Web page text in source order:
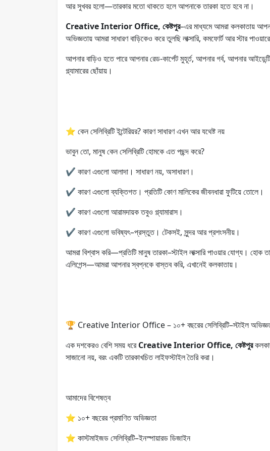
আর সুখবর হলো—তারকার মতো থাকতে হলে আপনাকে তারকা হতে হবে না।
Creative Interior Office, কেষ্টপুর–এর মাধ্যমে আমরা কলকাতায়
অভিজ্ঞতায় আমরা সাধারণ বাড়িকেও করে তুলছি লাক্সারি, কমফোর্ট আর স্টার
আপনার বাড়িও হতে পারে আপনার রেড-কার্পেট মুহূর্ত, আপনার গর্ব, আপনার
গ্ল্যামারের ছোঁয়ায়।
⭐ কেন সেলিব্রিটি ইন্টেরিয়র? কারণ সাধারণ এখন আর যথেষ্ট নয়
ভাবুন তো, মানুষ কেন সেলিব্রিটি হোমকে এত পছন্দ করে?
✔ কারণ এগুলো আলাদা। সাধারণ নয়, অসাধারণ।
✔ কারণ এগুলো ব্যক্তিগত। প্রতিটি কোণ মালিকের জীবনধারা ফুটিয়ে তোলে।
✔ কারণ এগুলো আরামদায়ক তবুও গ্ল্যামারাস।
✔ কারণ এগুলো ভবিষ্যৎ–প্রস্তুত। টেকসই, সুন্দর আর প্রশংসনীয়।
আমরা বিশ্বাস করি—প্রতিটি মানুষ তারকা–স্টাইল লাক্সারি পাওয়ার যোগ্য। হোক
এলিগেন্স—আমরা আপনার স্বপ্নকে বাস্তব করি, এখানেই কলকাতায়।
🏆 Creative Interior Office – ১০+ বছরের সেলিব্রিটি–স্টাইল
এক দশকেরও বেশি সময় ধরেCreative Interior Office, কেষ্টপুর
সাজানো নয়, বরং একটি তারকাখচিত লাইফস্টাইল তৈরি করা।
আমাদের বিশেষত্ব
⭐ ১০+ বছরের প্রমাণিত অভিজ্ঞতা
⭐ কাস্টমাইজড সেলিব্রিটি–ইনস্পায়ারড ডিজাইন